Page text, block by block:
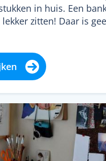
in huis. Een
lekker zitten! Daar is